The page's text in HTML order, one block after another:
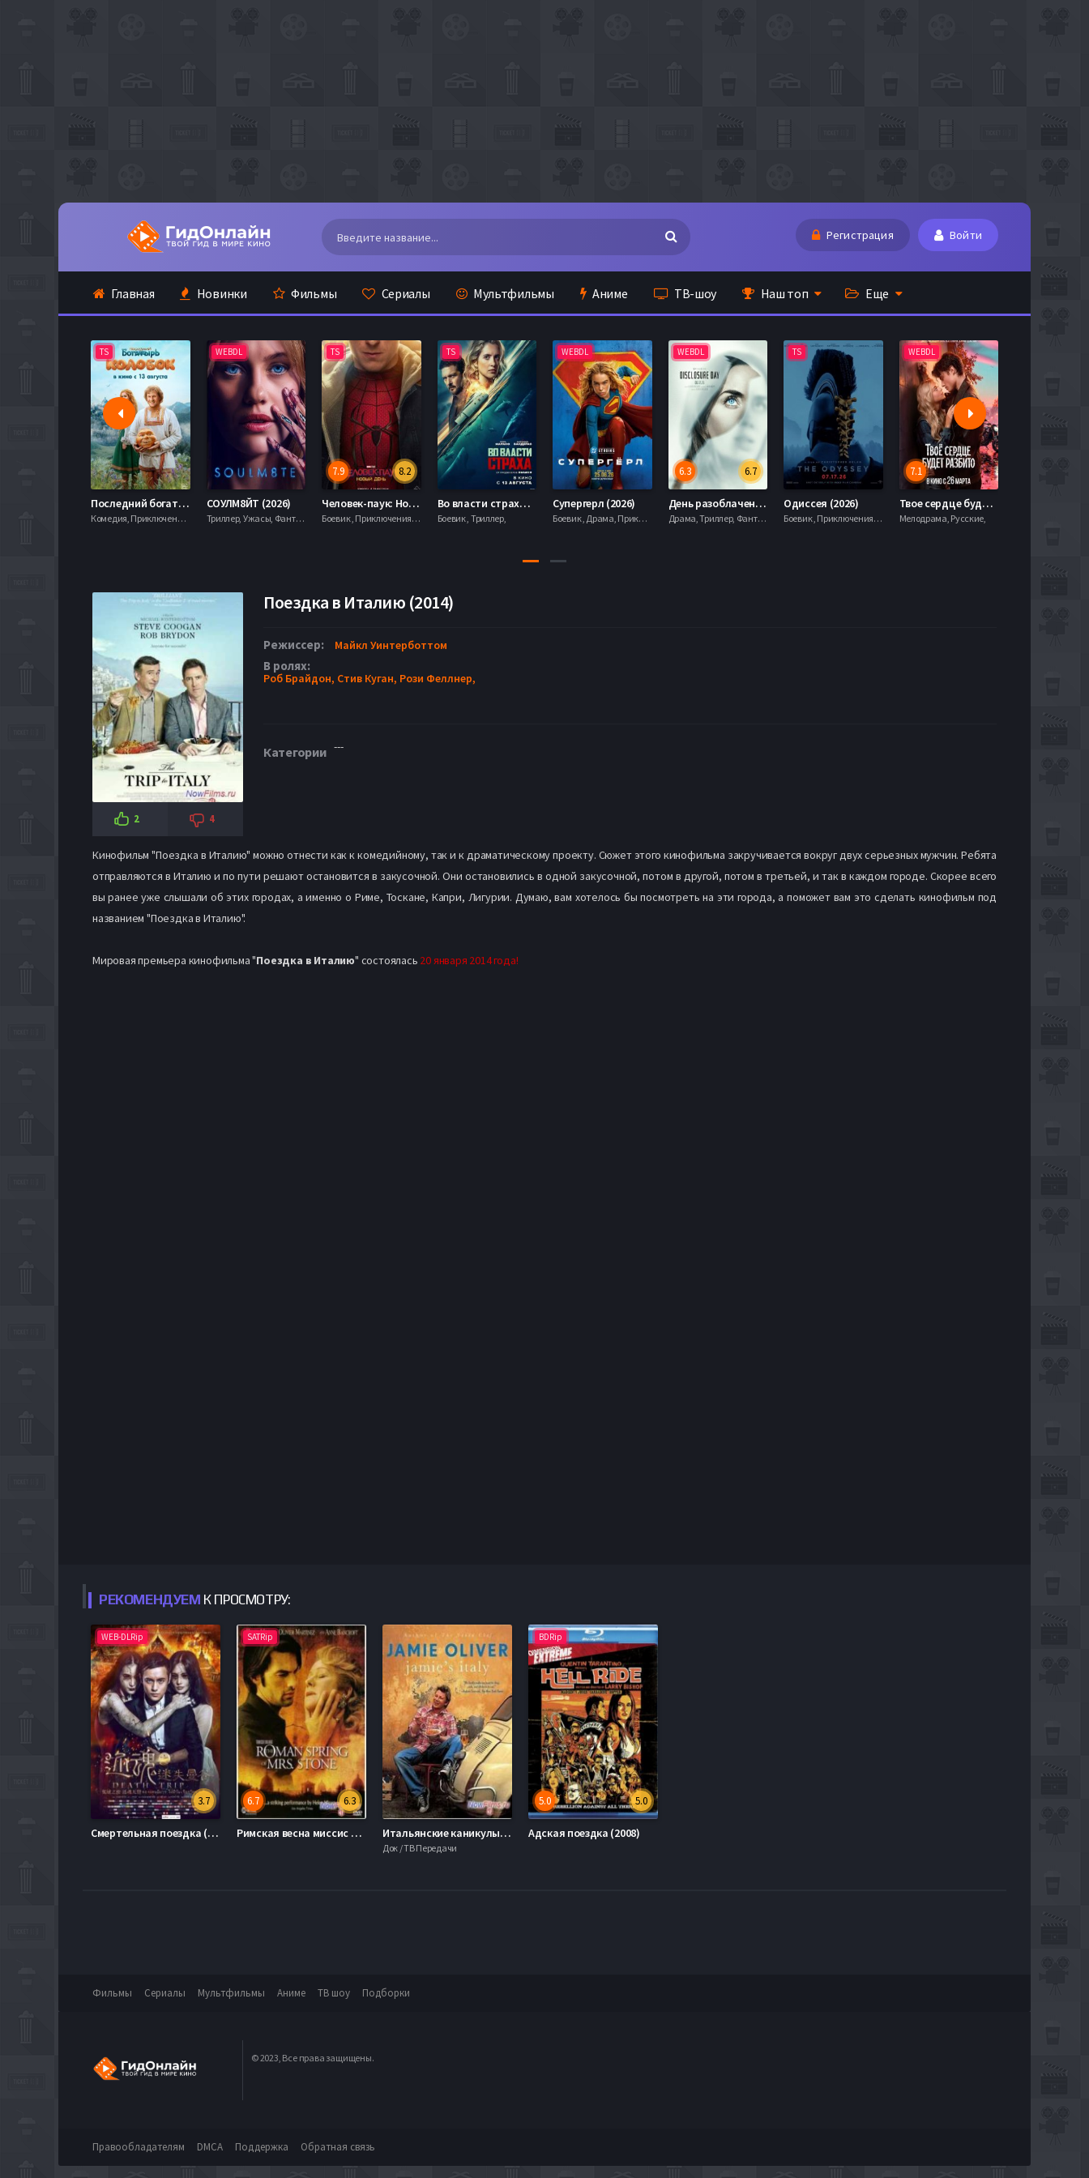
Регистрация Войти
Главная Новинки Фильмы Сериалы Мультфильмы Аниме ТВ-шоу Наш топ Еще
TS
Последний богатырь. Колобок (2026)
Комедия, Приключения, Фэнтези,
WEBDL
СОУЛМ8ЙТ (2026)
Триллер, Ужасы, Фантастика,
TS
8.2
7.9
Человек-паук: Новый день (2026)
Боевик , Приключения, Фантастика, Фэнтези,
TS
Во власти страха (2026)
Боевик , Триллер,
WEBDL
Супергерл (2026)
Боевик , Драма, Приключения, Фантастика,
WEBDL
6.7
6.3
День разоблачения (2026)
Драма, Триллер, Фантастика,
TS
Одиссея (2026)
Боевик , Приключения, Фэнтези,
WEBDL
7.1
Твое сердце будет разбито (2026)
Мелодрама, Русские,
2 4
Поездка в Италию (2014)
Режиссер: Майкл Уинтерботтом
В ролях:
Роб Брайдон, Стив Куган, Рози Феллнер,
Категории ---
Кинофильм "Поездка в Италию" можно отнести как к комедийному, так и к драматическому проекту. Сюжет этого кинофильма закручивается вокруг двух серьезных мужчин. Ребята
отправляются в Италию и по пути решают остановится в закусочной. Они остановились в одной закусочной, потом в другой, потом в третьей, и так в каждом городе. Скорее всего
вы ранее уже слышали об этих городах, а именно о Риме, Тоскане, Капри, Лигурии. Думаю, вам хотелось бы посмотреть на эти города, а поможет вам это сделать кинофильм под
названием "Поездка в Италию".
Мировая премьера кинофильма "Поездка в Италию" состоялась 20 января 2014 года!
РЕКОМЕНДУЕМ К ПРОСМОТРУ:
WEB-DLRip
3.7
Смертельная поездка (2014)
SATRip
6.3
6.7
Римская весна миссис Стоун (2003) Итальянские каникулы с Джейми Оливером (2007)
Док / ТВ Передачи
BDRip
5.0
5.0
Адская поездка (2008)
Фильмы Сериалы Мультфильмы Аниме ТВ шоу Подборки
© 2023, Все права защищены.
Правообладателям DMCA Поддержка Обратная связь